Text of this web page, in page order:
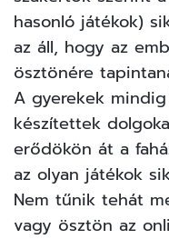
hasonló játékok)
az áll, hogy az
ösztönére
A gyerekek
készítettek
erődökön át a
az olyan játékok
Nem tűnik tehát
vagy ösztön az